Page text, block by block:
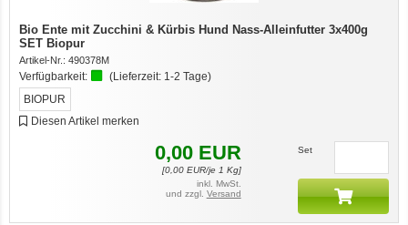
Bio Ente mit Zucchini & Kürbis Hund Nass-Alleinfutter 3x400g
SET Biopur
Artikel-Nr.: 490378M
Verfügbarkeit: (Lieferzeit: 1-2 Tage)
BIOPUR
Diesen Artikel merken
0,00 EUR
[0,00EUR/je 1 Kg]
inkl. MwSt.
und zzgl. Versand
Set